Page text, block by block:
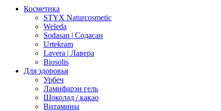
Косметика
STYX Naturcosmetic
Weleda
Sodasan | Содасан
Urtekram
Lavera | Лавера
Biosolis
Для здоровья
Урбеч
Ламифарэн гель
Шоколад / какао
Витамины